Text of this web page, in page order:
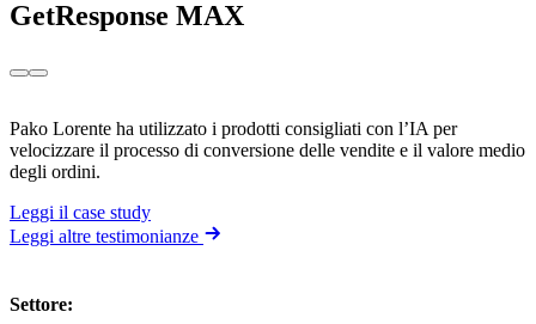
GetResponse MAX
Pako Lorente ha utilizzato i prodotti consigliati con l’IA per
velocizzare il processo di conversione delle vendite e il valore medio
degli ordini.
Leggi il case study
Leggi altre testimonianze
Settore: